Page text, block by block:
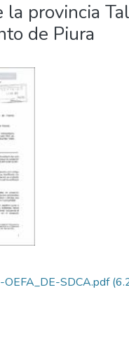
la provincia
de Piura
SDCA.pdf